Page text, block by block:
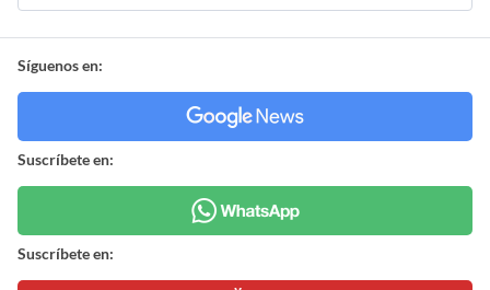
Síguenos en:
Suscríbete en:
Suscríbete en: